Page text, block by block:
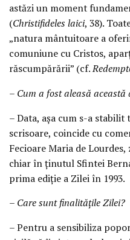
astăzi un moment
(Christifideles laici, 38).
„natura mântuitoare a
comuniune cu Cristos,
răscumpărării” (cf.
– Cum a fost aleasă această
– Data, aşa cum s-a stabilit
scrisoare, coincide cu
Fecioare Maria de
chiar în ţinutul Sfintei
prima ediţie a Zilei în 1993.
– Care sunt finalităţile Zilei?
– Pentru a sensibiliza